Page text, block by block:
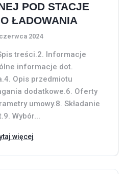
POD STACJE
ŁADOWANIA
2024
treści.2. Informacje
informacje dot.
Opis przedmiotu
dodatkowe.6. Oferty
umowy.8. Składanie
Wybór...
więcej